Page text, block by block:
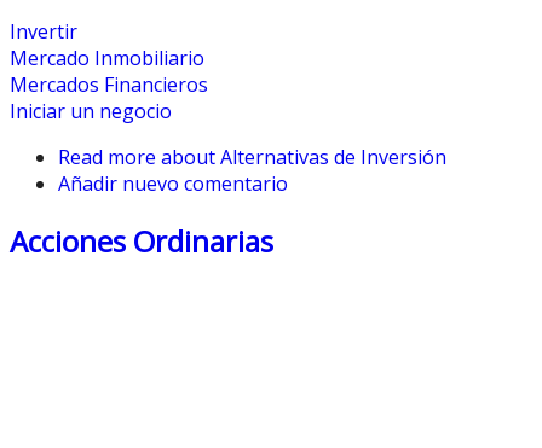
Invertir
Mercado Inmobiliario
Mercados Financieros
Iniciar un negocio
Read more about Alternativas de Inversión
Añadir nuevo comentario
Acciones Ordinarias